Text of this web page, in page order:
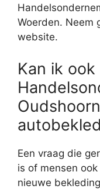
Woerden. Neem
website.
Kan ik
Een vraag die
is of mensen
nieuwe